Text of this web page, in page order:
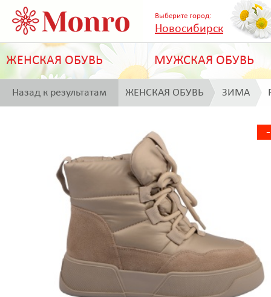
Выберите город:
Новосибирск
ЖЕНСКАЯ ОБУВЬ МУЖСКАЯ ОБУВЬ
Назад к результатам ЖЕНСКАЯ ОБУВЬ ЗИМА